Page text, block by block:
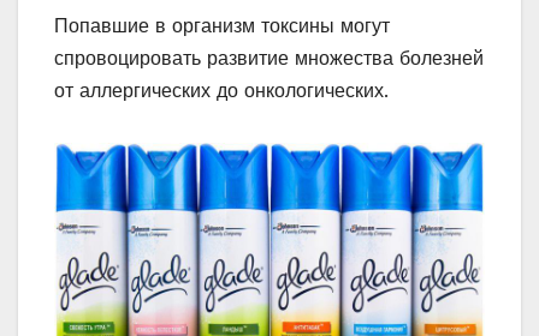
Попавшие в организм токсины могут
спровоцировать развитие множества болезней
от аллергических до онкологических.